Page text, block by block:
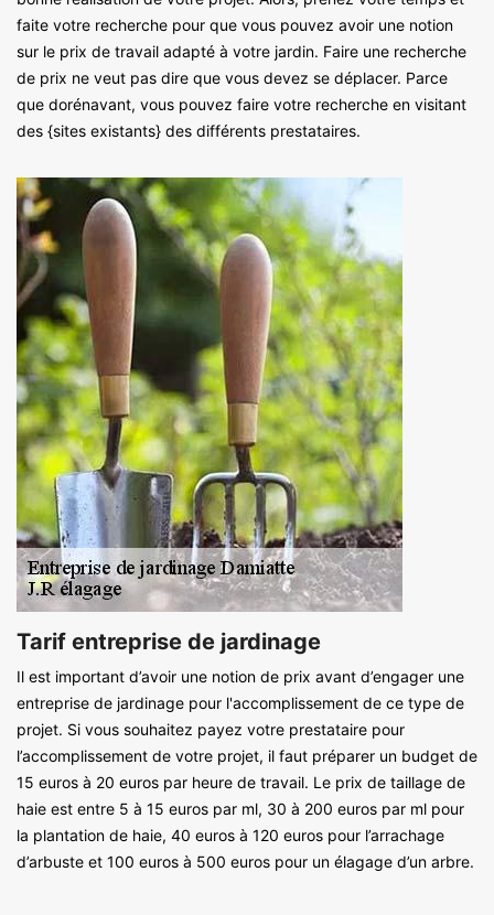
faite votre recherche pour que vous pouvez avoir une notion
sur le prix de travail adapté à votre jardin. Faire une recherche
de prix ne veut pas dire que vous devez se déplacer. Parce
que dorénavant, vous pouvez faire votre recherche en visitant
des {sites existants} des différents prestataires.
Tarif entreprise de jardinage
Il est important d’avoir une notion de prix avant d’engager une
entreprise de jardinage pour l'accomplissement de ce type de
projet. Si vous souhaitez payez votre prestataire pour
l’accomplissement de votre projet, il faut préparer un budget de
15 euros à 20 euros par heure de travail. Le prix de taillage de
haie est entre 5 à 15 euros par ml, 30 à 200 euros par ml pour
la plantation de haie, 40 euros à 120 euros pour l’arrachage
d’arbuste et 100 euros à 500 euros pour un élagage d’un arbre.